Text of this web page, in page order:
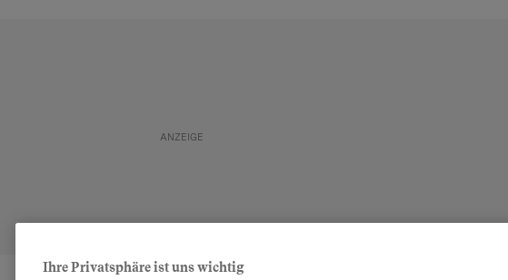
Ihre Privatsphäre ist uns wichtig